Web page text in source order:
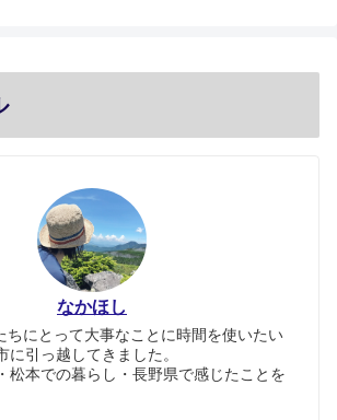
なかほし
ちにとって大事なことに時間を使いたい
に引っ越してきました。
松本での暮らし・長野県で感じたことを